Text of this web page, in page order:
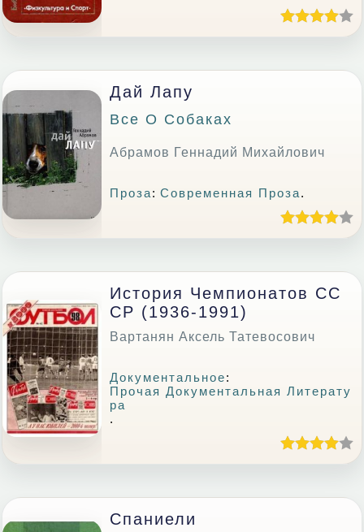
Дай Лапу
Все О Собаках
Абрамов Геннадий Михайлович
Проза:Современная Проза.
История Чемпионатов СС
СР (1936-1991)
Вартанян Аксель Татевосович
Документальное:
Прочая Документальная Литерату
Ра
.
Спаниели